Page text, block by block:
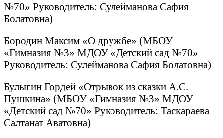
№70» Руководитель: Сулейманова Сафия
Болатовна)
Бородин Максим «О дружбе» (МБОУ
«Гимназия №3» МДОУ «Детский сад №70»
Руководитель: Сулейманова Сафия Болатовна)
Булыгин Гордей «Отрывок из сказки А.С.
Пушкина» (МБОУ «Гимназия №3» МДОУ
«Детский сад №70» Руководитель: Таскараева
Салтанат Аватовна)